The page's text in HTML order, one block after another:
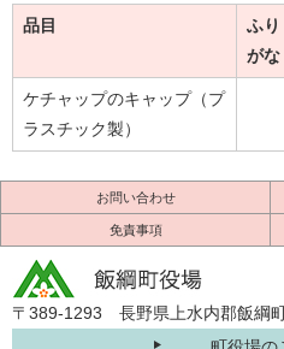
品目
ふり
がな
ケチャップのキャップ（プ
ラスチック製）
お問い合わせ
免責事項
〒389-1293 長野県上水内郡飯綱